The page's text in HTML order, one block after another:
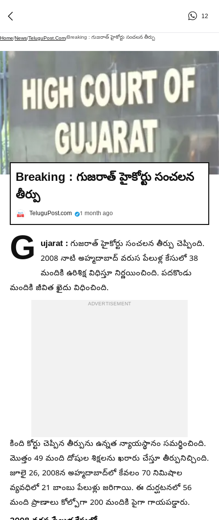
12
Home/News/TeluguPost.com/Breaking : గుజరాత్ హైకోర్టు సంచలన తీర్పు
Breaking : గుజరాత్ హైకోర్టు సంచలన
తీర్పు
TeluguPost.com 1 month ago
G ujarat : గుజరాత్ హైకోర్టు సంచలన తీర్పు చెప్పింది.
2008 నాటి అహ్మదాబాద్ వరుస పేలుళ్ల కేసులో 38
మందికి ఉరిశిక్ష విధిస్తూ నిర్ణయించింది. పదకొండు
మందికి జీవిత ఖైదు విధించింది.
ADVERTISEMENT
కింది కోర్టు చెప్పిన తీర్పును ఉన్నత న్యాయస్థానం సమర్థించింది.
మొత్తం 49 మంది దోషుల శిక్షలను ఖరారు చేస్తూ తీర్పునిచ్చింది.
జూలై 26, 2008న అహ్మదాబాద్‌లో కేవలం 70 నిమిషాల
వ్యవధిలో 21 బాంబు పేలుళ్లు జరిగాయి. ఈ దుర్ఘటనలో 56
మంది ప్రాణాలు కోల్పోగా 200 మందికి పైగా గాయపడ్డారు.